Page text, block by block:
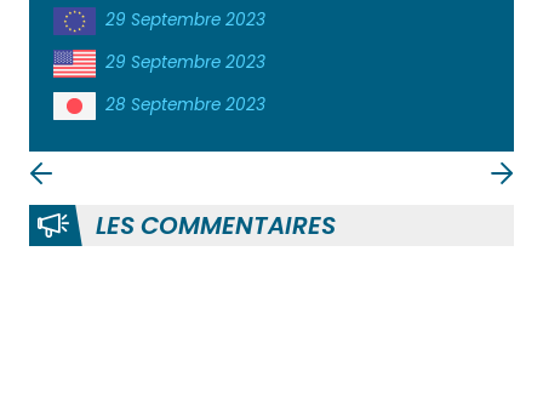
29 Septembre 2023
29 Septembre 2023
28 Septembre 2023
LES COMMENTAIRES